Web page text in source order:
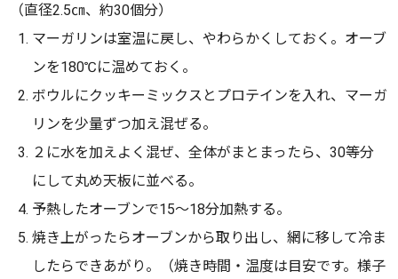
（直径2.5㎝、約30個分）
マーガリンは室温に戻し、やわらかくしておく。オーブ
ンを180℃に温めておく。
ボウルにクッキーミックスとプロテインを入れ、マーガ
リンを少量ずつ加え混ぜる。
２に水を加えよく混ぜ、全体がまとまったら、30等分
にして丸め天板に並べる。
予熱したオーブンで15～18分加熱する。
焼き上がったらオーブンから取り出し、網に移して冷ま
したらできあがり。（焼き時間・温度は目安です。様子